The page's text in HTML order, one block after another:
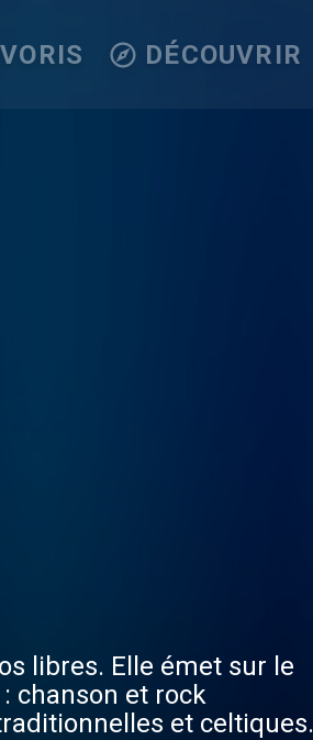
DÉCOUVRIR
libres. Elle émet sur le
chanson et rock
et celtiques,